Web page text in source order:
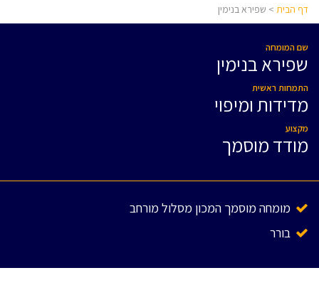
דף הבית > שפירא בנימין
שם המומחה
שפירא בנימין
התמחות ראשית
מדידות ומיפוי
מקצוע
מודד מוסמך
מומחה מוסמך המכון מסלול מורחב
בורר